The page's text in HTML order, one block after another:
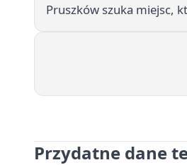
Pruszków szuka miejsc,
Przydatne dane